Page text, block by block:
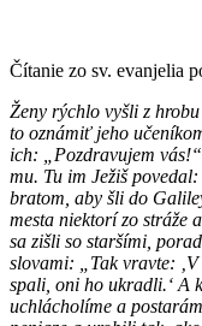
Čítanie zo sv. evanjelia
Ženy rýchlo vyšli z
to oznámiť jeho
ich: „Pozdravujem
mu. Tu im Ježiš
bratom, aby šli do
mesta niektorí zo stráže
sa zišli so staršími,
slovami: „Tak vravte:
spali, oni ho ukradli.‘ A
uchlácholíme a